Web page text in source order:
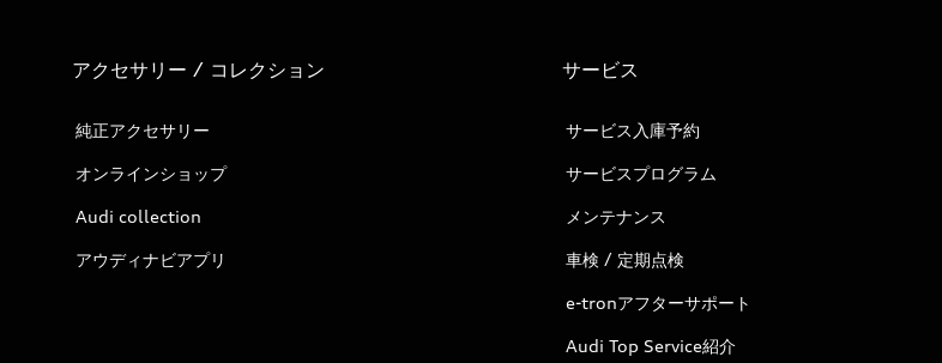
アクセサリー / コレクション
純正アクセサリー
オンラインショップ
Audi collection
アウディナビアプリ
サービス
サービス入庫予約
サービスプログラム
メンテナンス
車検 / 定期点検
e-tronアフターサポート
Audi Top Service紹介